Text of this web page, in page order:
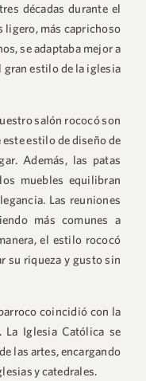
décadas durante el
ligero, más caprichoso
se adaptaba mejor a
gran estilo de la iglesia
salón rococó son
estilo de diseño de
Además, las patas
muebles equilibran
Las reuniones
más comunes a
el estilo rococó
su riqueza y gusto sin
coincidió con la
La Iglesia Católica se
las artes, encargando
y catedrales.